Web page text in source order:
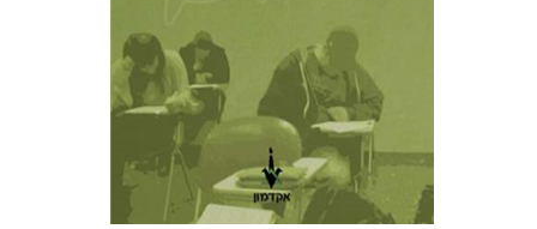
הנחת אתר ספר אלקטרוני
$6